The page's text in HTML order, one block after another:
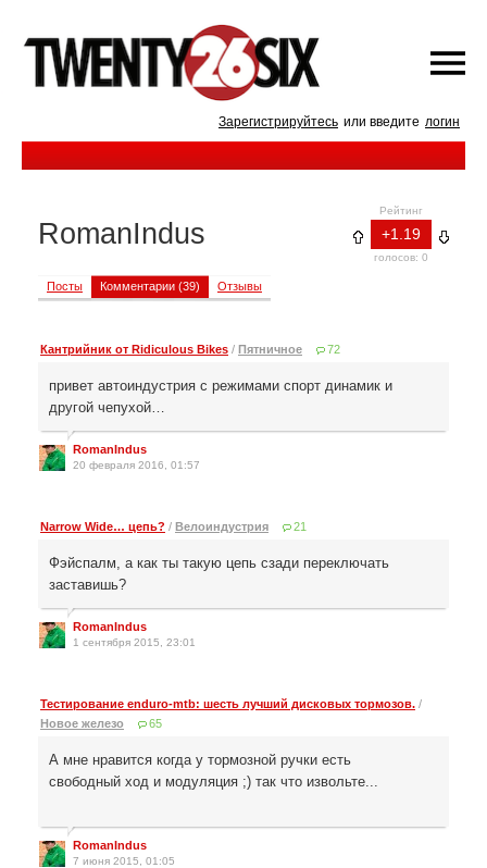
Зарегистрируйтесь или введите логин
Рейтинг
+1.19
голосов: 0
RomanIndus
Посты Комментарии (39) Отзывы
Кантрийник от Ridiculous Bikes / Пятничное 72
привет автоиндустрия с режимами спорт динамик и
другой чепухой…
RomanIndus
20 февраля 2016, 01:57
Narrow Wide… цепь? / Велоиндустрия 21
Фэйспалм, а как ты такую цепь сзади переключать
заставишь?
RomanIndus
1 сентября 2015, 23:01
Тестирование enduro-mtb: шесть лучший дисковых тормозов. /
Новое железо
65
А мне нравится когда у тормозной ручки есть
свободный ход и модуляция ;) так что извольте...
RomanIndus
7 июня 2015, 01:05